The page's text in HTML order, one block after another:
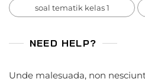
soal tematik kelas 1
NEED HELP?
Unde malesuada, non